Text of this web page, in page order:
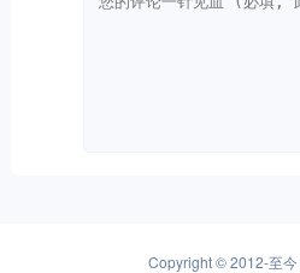
Copyright © 2012-至今